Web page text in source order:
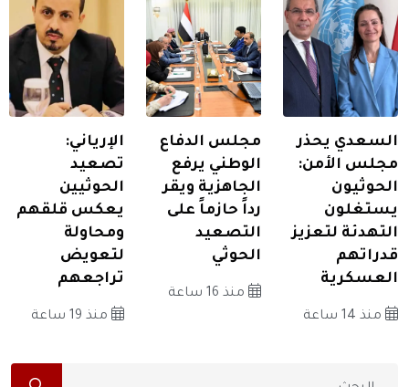
السعدي يحذر
مجلس الأمن:
الحوثيون
يستغلون
التهدئة لتعزيز
قدراتهم
العسكرية
منذ 14 ساعة
مجلس الدفاع
الوطني يرفع
الجاهزية ويقر
رداً حازماً على
التصعيد
الحوثي
منذ 16 ساعة
الإرياني:
تصعيد
الحوثيين
يعكس قلقهم
ومحاولة
لتعويض
تراجعهم
منذ 19 ساعة